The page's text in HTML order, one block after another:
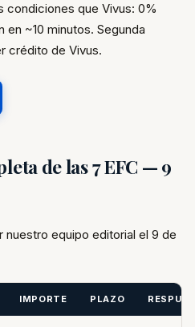
condiciones que Vivus: 0%
en ~10 minutos. Segunda
crédito de Vivus.
de las 7 EFC — 9
equipo editorial el 9 de
IMPORTE PLAZO